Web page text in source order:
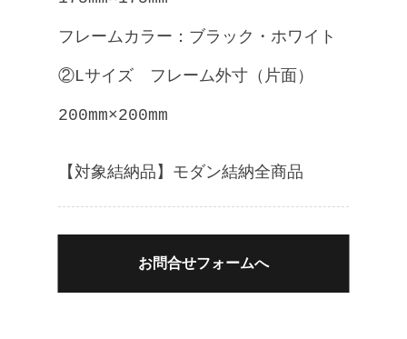
フレームカラー：ブラック・ホワイト
②Lサイズ フレーム外寸（片面）
200mm×200mm
【対象結納品】モダン結納全商品
お問合せフォームへ